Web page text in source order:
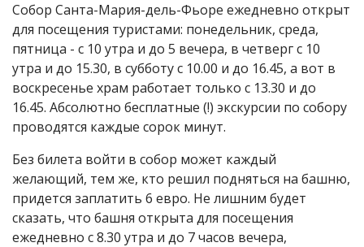
Собор Санта-Мария-дель-Фьоре ежедневно открыт
для посещения туристами: понедельник, среда,
пятница - с 10 утра и до 5 вечера, в четверг с 10
утра и до 15.30, в субботу с 10.00 и до 16.45, а вот в
воскресенье храм работает только с 13.30 и до
16.45. Абсолютно бесплатные (!) экскурсии по собору
проводятся каждые сорок минут.
Без билета войти в собор может каждый
желающий, тем же, кто решил подняться на башню,
придется заплатить 6 евро. Не лишним будет
сказать, что башня открыта для посещения
ежедневно с 8.30 утра и до 7 часов вечера,